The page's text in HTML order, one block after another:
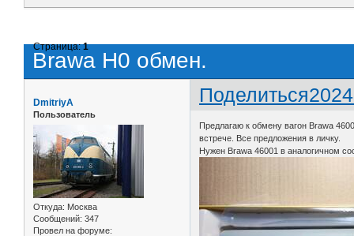
Brawa H0 обмен.
Страница:1
Поделиться
DmitriyA
Пользователь
Откуда: Москва
Сообщений: 347
Провел на форуме:
Предлагаю к обмену вагон Brawa
встрече. Все предложения в личку.
Нужен Brawa 46001 в аналогичном